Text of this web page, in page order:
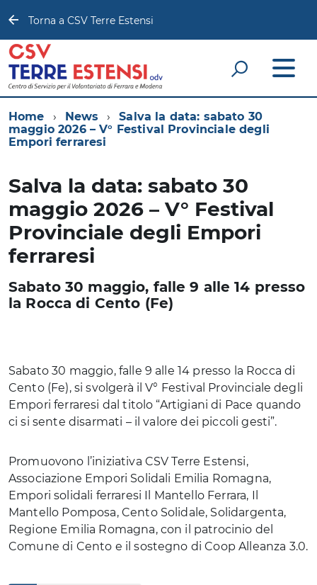
Torna a CSV Terre Estensi
Home News
Salva la data: sabato 30
maggio 2026 – V° Festival Provinciale degli
Empori ferraresi
Salva la data: sabato 30
maggio 2026 – V° Festival
Provinciale degli Empori
ferraresi
Sabato 30 maggio, falle 9 alle 14 presso
la Rocca di Cento (Fe)
Sabato 30 maggio, falle 9 alle 14 presso la Rocca di
Cento (Fe), si svolgerà il V° Festival Provinciale degli
Empori ferraresi dal titolo “Artigiani di Pace quando
ci si sente disarmati – il valore dei piccoli gesti”.
Promuovono l’iniziativa CSV Terre Estensi,
Associazione Empori Solidali Emilia Romagna,
Empori solidali ferraresi Il Mantello Ferrara, Il
Mantello Pomposa, Cento Solidale, Solidargenta,
Regione Emilia Romagna, con il patrocinio del
Comune di Cento e il sostegno di Coop Alleanza 3.0.